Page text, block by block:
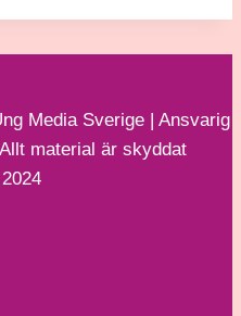
Media Sverige | Ansvarig
material är skyddat